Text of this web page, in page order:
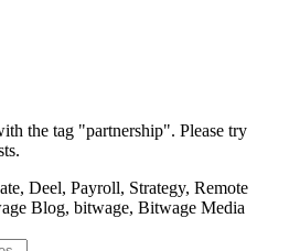
the tag "partnership". Please try
Deel, Payroll, Strategy, Remote
Blog, bitwage, Bitwage Media